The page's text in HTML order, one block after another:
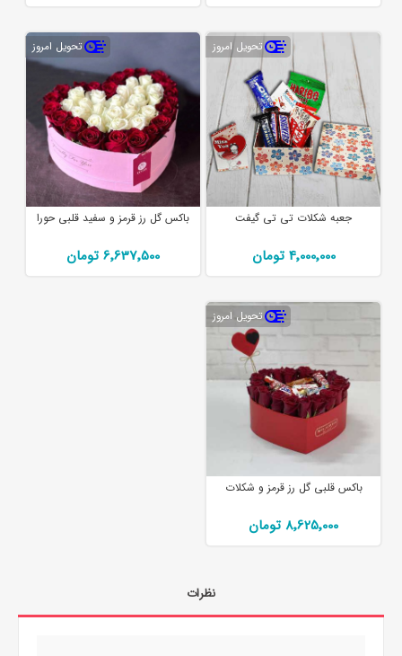
تحویل امروز
جعبه شکلات تی تی گیفت
4٬000٬000 تومان
تحویل امروز
باکس گل رز قرمز و سفید قلبی حورا
6٬637٬500 تومان
تحویل امروز
باکس قلبی گل رز قرمز و شکلات
8٬625٬000 تومان
نظرات